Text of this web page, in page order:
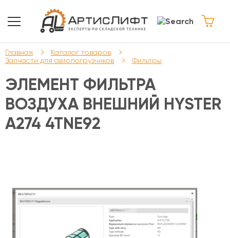
Главная
Каталог товаров
Запчасти для автопогрузчиков
Фильтры
ЭЛЕМЕНТ ФИЛЬТРА
ВОЗДУХА ВНЕШНИЙ HYSTER
A274 4TNE92